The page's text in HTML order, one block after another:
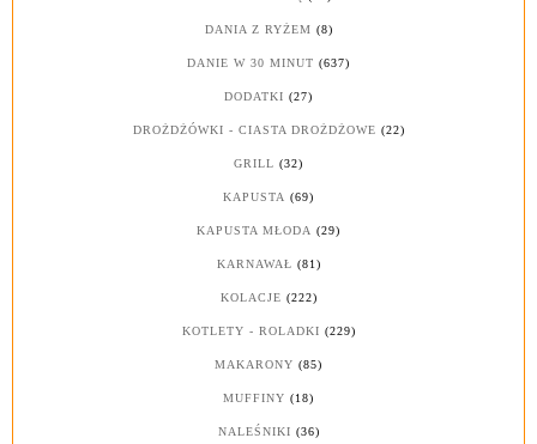
DANIA Z RYŻEM (8)
DANIE W 30 MINUT (637)
DODATKI (27)
DROŻDŻÓWKI - CIASTA DROŻDŻOWE (22)
GRILL (32)
KAPUSTA (69)
KAPUSTA MŁODA (29)
KARNAWAŁ (81)
KOLACJE (222)
KOTLETY - ROLADKI (229)
MAKARONY (85)
MUFFINY (18)
NALEŚNIKI (36)